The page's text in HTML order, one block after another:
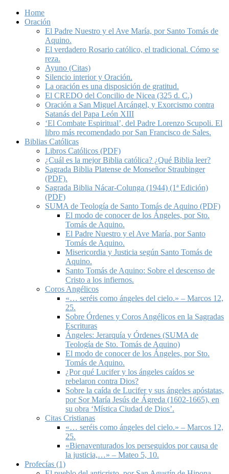
Home
Oración
El Padre Nuestro y el Ave María, por Santo Tomás de
Aquino.
El verdadero Rosario católico, el tradicional. Cómo se
reza.
Ayuno (Citas)
Silencio interior y Oración.
La oración es una disposición de gratitud.
El CREDO del Concilio de Nicea (325 d. C.)
Oración a San Miguel Arcángel, y Exorcismo contra
Satanás del Papa León XIII
‘El Combate Espiritual’, del Padre Lorenzo Scupoli. El
libro más recomendado por San Francisco de Sales.
Biblias Católicas
Libros Católicos (PDF)
¿Cuál es la mejor Biblia católica? ¿Qué Biblia leer?
Sagrada Biblia Platense de Monseñor Straubinger
(PDF).
Sagrada Biblia Nácar-Colunga (1944) (1ª Edición)
(PDF)
SUMA de Teología de Santo Tomás de Aquino (PDF)
El modo de conocer de los Ángeles, por Sto.
Tomás de Aquino.
El Padre Nuestro y el Ave María, por Santo
Tomás de Aquino.
Misericordia y Justicia según Santo Tomás de
Aquino.
Santo Tomás de Aquino: Sobre el descenso de
Cristo a los infiernos.
Coros Angélicos
«… seréis como ángeles del cielo.» – Marcos 12,
25.
Sobre Órdenes y Coros Angélicos en la Sagradas
Escrituras
Ángeles: Jerarquía y Órdenes (SUMA de
Teología de Sto. Tomás de Aquino)
El modo de conocer de los Ángeles, por Sto.
Tomás de Aquino.
¿Por qué Lucifer y los ángeles caídos se
rebelaron contra Dios?
Sobre la caída de Lucifer y sus ángeles apóstatas,
por Sor María Jesús de Ágreda (1602-1665), en
su obra ‘Mística Ciudad de Dios’.
Citas Cristianas
«… seréis como ángeles del cielo.» – Marcos 12,
25.
«Bienaventurados los perseguidos por causa de
la justicia,…» – Mateo 5, 10.
Profecías (1)